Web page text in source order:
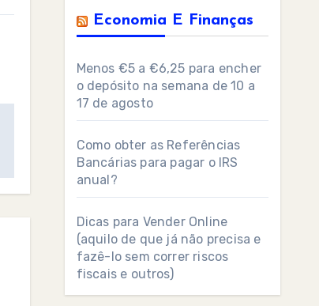
Economia E Finanças
Menos €5 a €6,25 para encher
o depósito na semana de 10 a
17 de agosto
Como obter as Referências
Bancárias para pagar o IRS
anual?
Dicas para Vender Online
(aquilo de que já não precisa e
fazê-lo sem correr riscos
fiscais e outros)